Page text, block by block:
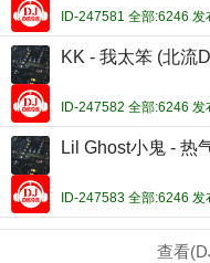
ID-247581 全部:6246
KK - 我太笨 (北流
ID-247582 全部:6246
Lil Ghost小鬼 - 热
ID-247583 全部:6246
查看